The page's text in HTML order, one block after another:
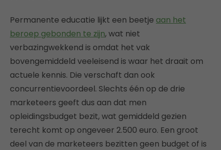
Permanente educatie lijkt een beetje aan het
beroep gebonden te zijn, wat niet
verbazingwekkend is omdat het vak
bovengemiddeld veeleisend is waar het draait om
actuele kennis. Die verschaft dan ook
concurrentievoordeel. Slechts één op de drie
marketeers geeft dus aan dat men
opleidingsbudget bezit, wat gemiddeld gezien
terecht komt op ongeveer 2.500 euro. Een groot
deel van de marketeers bezitten geen budget of is